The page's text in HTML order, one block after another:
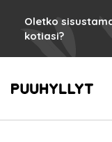
Oletko
kotiasi?